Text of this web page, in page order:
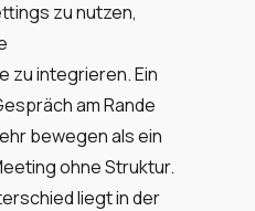
zu nutzen,
zu integrieren. Ein
am Rande
bewegen als ein
ohne Struktur.
liegt in der